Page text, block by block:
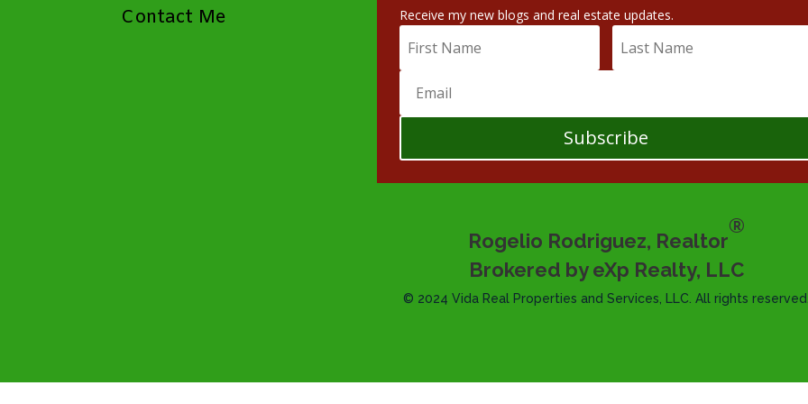
Contact Me Receive my new blogs and real estate updates.
Subscribe
Rogelio Rodriguez, Realtor
®
Brokered by eXp Realty, LLC
© 2024 Vida Real Properties and Services, LLC. All rights